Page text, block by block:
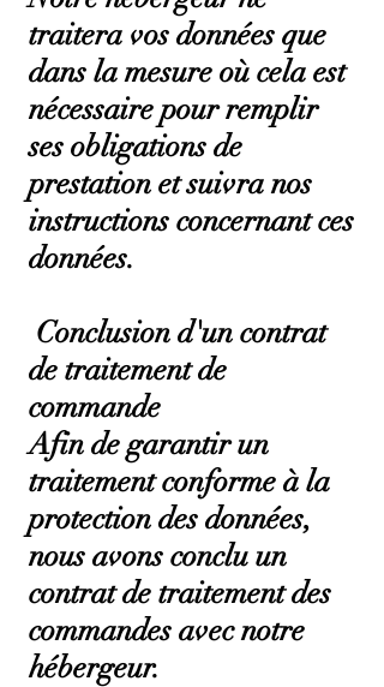
traitera vos données que
dans la mesure où cela est
nécessaire pour remplir
ses obligations de
prestation et suivra nos
instructions concernant ces
données.
Conclusion d'un contrat
de traitement de
commande
Afin de garantir un
traitement conforme à la
protection des données,
nous avons conclu un
contrat de traitement des
commandes avec notre
hébergeur.